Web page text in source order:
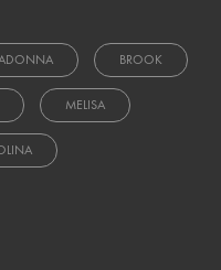
BROOK
MELISA